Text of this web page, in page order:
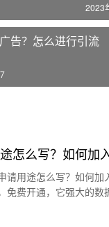
2023
告？怎么进行引流
怎么写？如何加
请用途怎么写？如何加
免费开通，它强大的数